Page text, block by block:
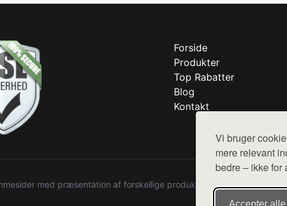
Vi bruger
mere relevant
bedre – ikke for
Accepter alle
Forside
Produkter
Top Rabatter
Blog
Kontakt
med præsentation af forskellige produkter fra diverse